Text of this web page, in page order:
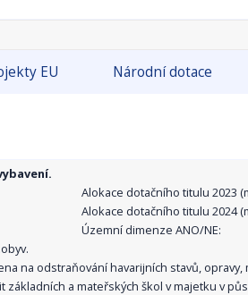
EU Národní dotace
Alokace dotačního titulu 2023
Alokace dotačního titulu 2024
Územní dimenze ANO/NE:
na odstraňování havarijních stavů,
základních a mateřských škol v majetku v